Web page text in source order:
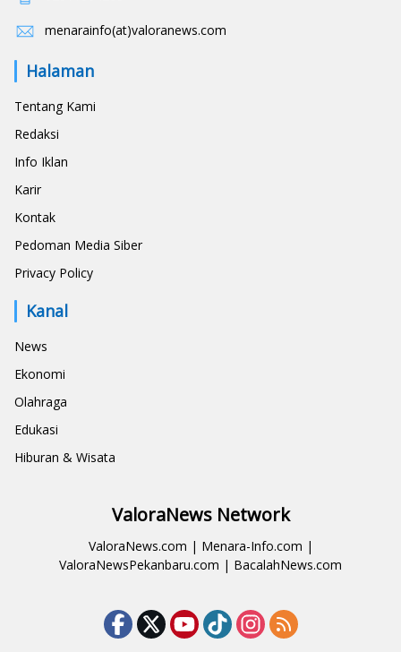
menarainfo(at)valoranews.com
Halaman
Tentang Kami
Redaksi
Info Iklan
Karir
Kontak
Pedoman Media Siber
Privacy Policy
Kanal
News
Ekonomi
Olahraga
Edukasi
Hiburan & Wisata
ValoraNews Network
ValoraNews.com | Menara-Info.com |
ValoraNewsPekanbaru.com | BacalahNews.com